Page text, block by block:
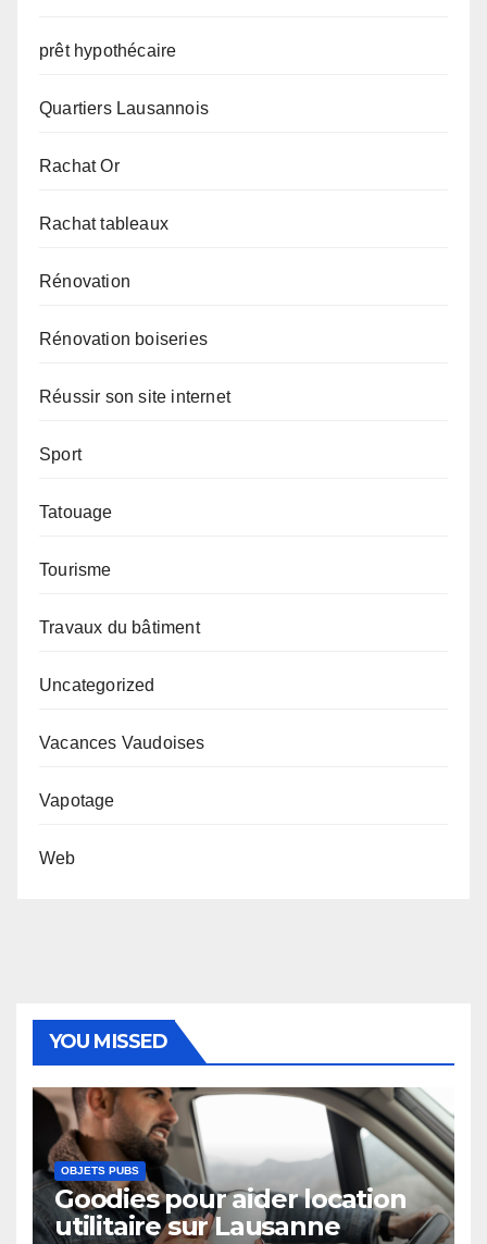
prêt hypothécaire
Quartiers Lausannois
Rachat Or
Rachat tableaux
Rénovation
Rénovation boiseries
Réussir son site internet
Sport
Tatouage
Tourisme
Travaux du bâtiment
Uncategorized
Vacances Vaudoises
Vapotage
Web
YOU MISSED
OBJETS PUBS
Goodies pour aider location
utilitaire sur Lausanne